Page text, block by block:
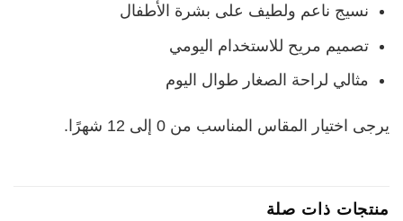
نسيج ناعم ولطيف على بشرة الأطفال
تصميم مريح للاستخدام اليومي
مثالي لراحة الصغار طوال اليوم
يرجى اختيار المقاس المناسب من 0 إلى 12 شهرًا.
منتجات ذات صلة